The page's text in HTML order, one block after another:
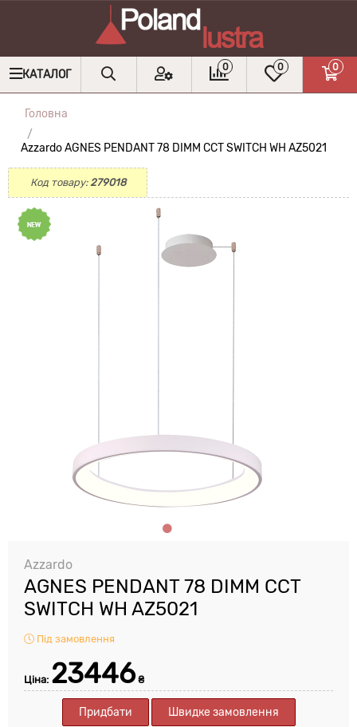
КАТАЛОГ
0 0 0
Головна
Azzardo AGNES PENDANT 78 DIMM CCT SWITCH WH AZ5021
Код товару:279018
Azzardo
AGNES PENDANT 78 DIMM CCT
SWITCH WH AZ5021
Під замовлення
Ціна: 23446₴
Придбати Швидке замовлення